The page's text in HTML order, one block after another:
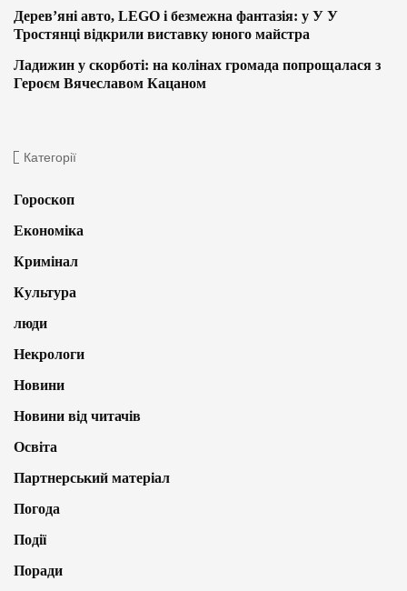
Дерев’яні авто, LEGO і безмежна фантазія: у У У
Тростянці відкрили виставку юного майстра
Ладижин у скорботі: на колінах громада попрощалася з
Героєм Вячеславом Кацаном
Категорії
Гороскоп
Економіка
Кримінал
Культура
люди
Некрологи
Новини
Новини від читачів
Освіта
Партнерський матеріал
Погода
Події
Поради